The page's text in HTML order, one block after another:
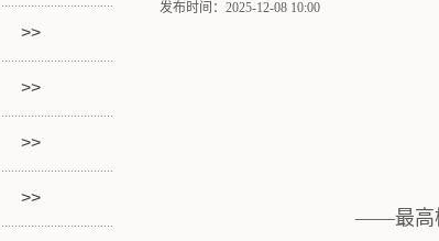
发布时间：2025-12-08 10:00
——最高